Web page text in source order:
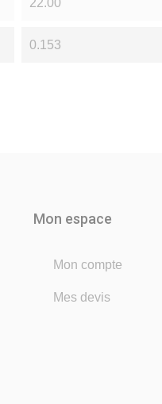
0.153
Mon espace
Mon compte
Mes devis